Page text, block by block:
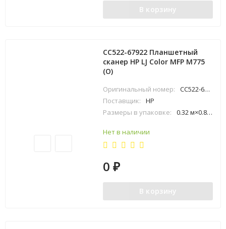
В корзину
CC522-67922 Планшетный
сканер HP LJ Color MFP M775
(O)
Оригинальный номер:
CC522-67922
Поставщик:
HP
Размеры в упаковке:
0.32 м×0.83 м×0.83 м
Нет в наличии
0₽
В корзину